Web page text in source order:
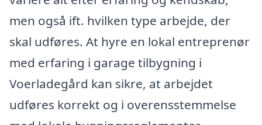
men også ift. hvilken type arbejde, der
skal udføres. At hyre en lokal entreprenør
med erfaring i garage tilbygning i
Voerladegård kan sikre, at arbejdet
udføres korrekt og i overensstemmelse